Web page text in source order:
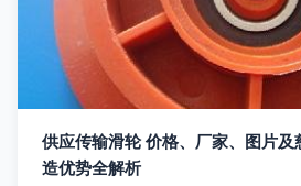
供应传输滑轮 价格、厂家、图片
造优势全解析